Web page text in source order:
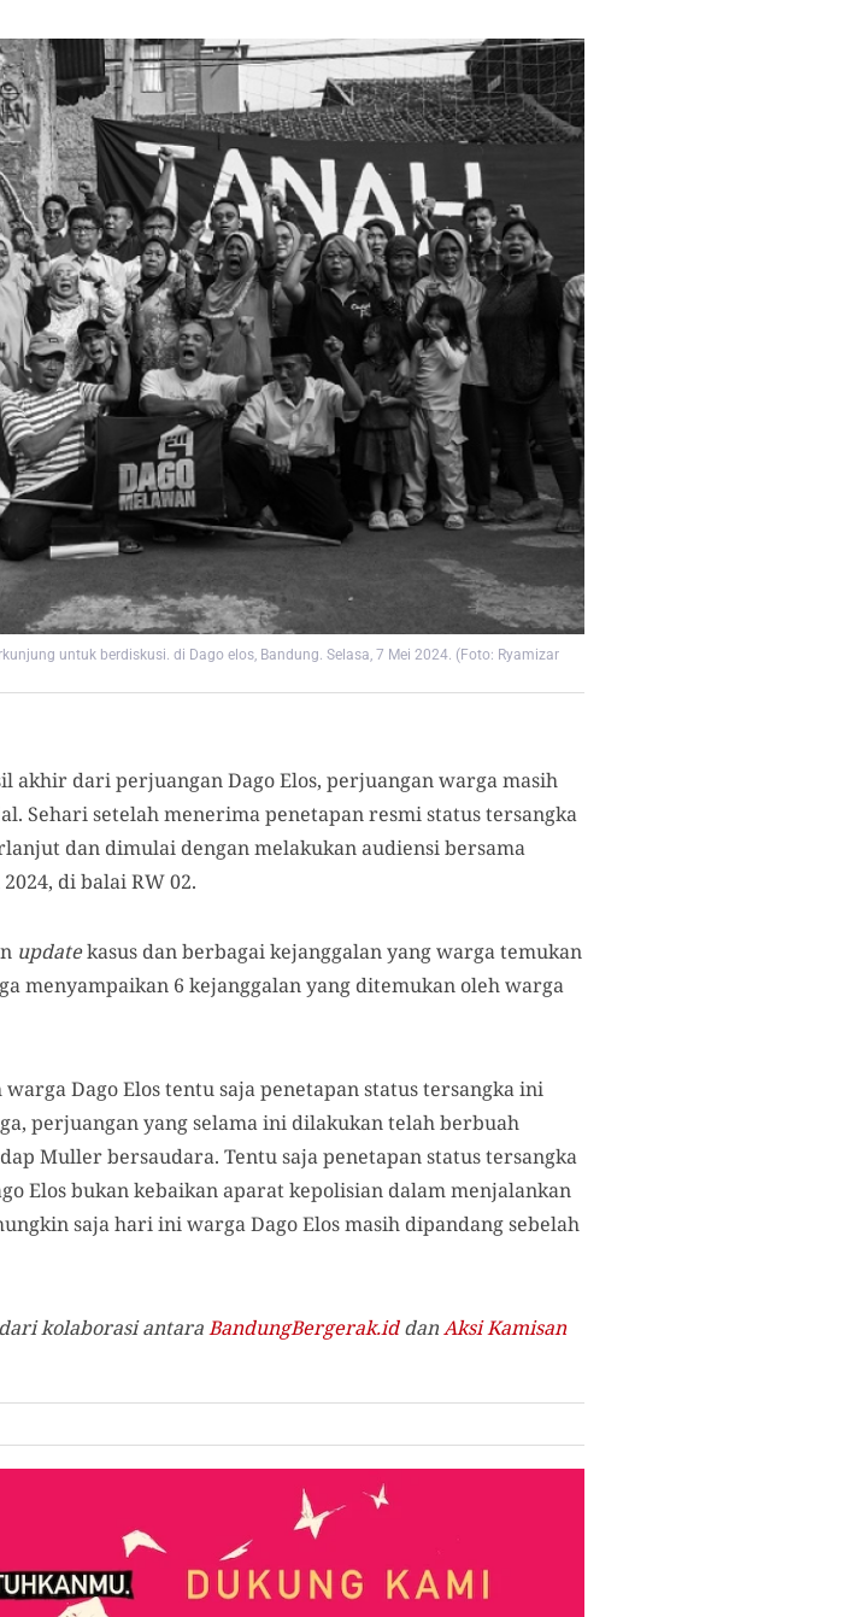
untuk berdiskusi. di Dago elos, Bandung. Selasa, 7 Mei 2024. (Foto: Ryamizar
akhir dari perjuangan Dago Elos, perjuangan warga masih
Sehari setelah menerima penetapan resmi status tersangka
dan dimulai dengan melakukan audiensi bersama
di balai RW 02.
updatekasus dan berbagai kejanggalan yang warga temukan
menyampaikan 6 kejanggalan yang ditemukan oleh warga
Dago Elos tentu saja penetapan status tersangka ini
perjuangan yang selama ini dilakukan telah berbuah
Muller bersaudara. Tentu saja penetapan status tersangka
Elos bukan kebaikan aparat kepolisian dalam menjalankan
saja hari ini warga Dago Elos masih dipandang sebelah
kolaborasi antaraBandungBergerak.iddanAksi Kamisan